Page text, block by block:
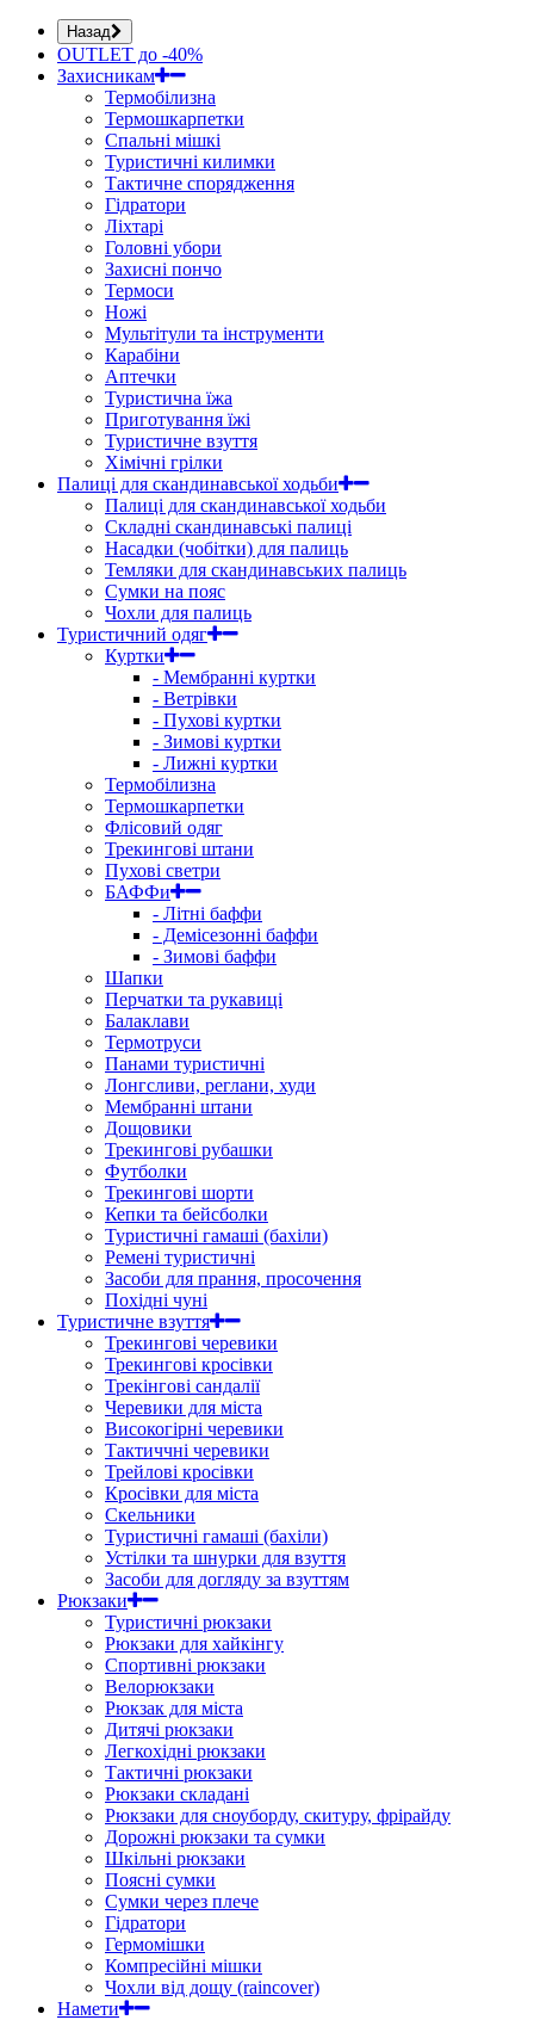
Назад
OUTLET до -40%
Захисникам
Термобілизна
Термошкарпетки
Спальні мішкі
Туристичні килимки
Тактичне спорядження
Гідратори
Ліхтарі
Головні убори
Захисні пончо
Термоси
Ножі
Мультітули та інструменти
Карабіни
Аптечки
Туристична їжа
Приготування їжі
Туристичне взуття
Хімічні грілки
Палиці для скандинавської ходьби
Палиці для скандинавської ходьби
Складні скандинавські палиці
Насадки (чобітки) для палиць
Темляки для скандинавських палиць
Сумки на пояс
Чохли для палиць
Туристичний одяг
Куртки
- Мембранні куртки
- Ветрівки
- Пухові куртки
- Зимові куртки
- Лижні куртки
Термобілизна
Термошкарпетки
Флісовий одяг
Трекингові штани
Пухові светри
БАФФи
- Літні баффи
- Демісезонні баффи
- Зимові баффи
Шапки
Перчатки та рукавиці
Балаклави
Термотруси
Панами туристичні
Лонгсливи, реглани, худи
Мембранні штани
Дощовики
Трекингові рубашки
Футболки
Трекингові шорти
Кепки та бейсболки
Туристичні гамаші (бахіли)
Ремені туристичні
Засоби для прання, просочення
Похідні чуні
Туристичне взуття
Трекингові черевики
Трекингові кросівки
Трекінгові сандалії
Черевики для міста
Високогірні черевики
Тактиччні черевики
Трейлові кросівки
Кросівки для міста
Скельники
Туристичні гамаші (бахіли)
Устілки та шнурки для взуття
Засоби для догляду за взуттям
Рюкзаки
Туристичні рюкзаки
Рюкзаки для хайкінгу
Спортивні рюкзаки
Велорюкзаки
Рюкзак для міста
Дитячі рюкзаки
Легкохідні рюкзаки
Тактичні рюкзаки
Рюкзаки складані
Рюкзаки для сноуборду, скитуру, фрірайду
Дорожні рюкзаки та сумки
Шкільні рюкзаки
Поясні сумки
Сумки через плече
Гідратори
Гермомішки
Компресійні мішки
Чохли від дощу (raincover)
Намети